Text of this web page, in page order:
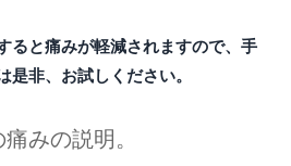
ると痛みが軽減されますので、手
非、お試しください。
みの説明。